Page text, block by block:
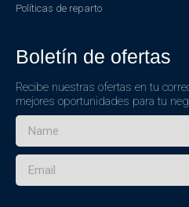
Políticas de reparto
Boletín de ofertas
Recibe nuestras ofertas en tu
mejores oportunidades para tu